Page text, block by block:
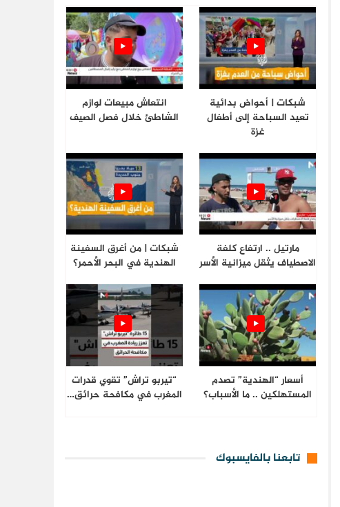
شبكات | أحواض بدائية
تعيد السباحة إلى أطفال
غزة
انتعاش مبيعات لوازم
الشاطئ خلال فصل الصيف
مارتيل .. ارتفاع كلفة
الاصطياف يثقل ميزانية الأسر
شبكات | من أغرق السفينة
الهندية في البحر الأحمر؟
أسعار “الهندية” تصدم
المستهلكين .. ما الأسباب؟
“تيربو تراش” تقوي قدرات
المغرب في مكافحة حرائق…
تابعنا بالفايسبوك